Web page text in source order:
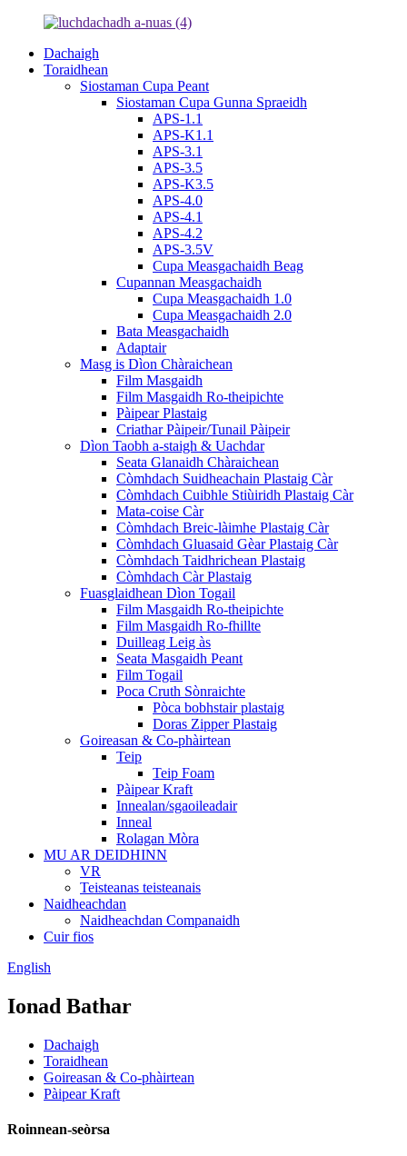
Dachaigh
Toraidhean
Siostaman Cupa Peant
Siostaman Cupa Gunna Spraeidh
APS-1.1
APS-K1.1
APS-3.1
APS-3.5
APS-K3.5
APS-4.0
APS-4.1
APS-4.2
APS-3.5V
Cupa Measgachaidh Beag
Cupannan Measgachaidh
Cupa Measgachaidh 1.0
Cupa Measgachaidh 2.0
Bata Measgachaidh
Adaptair
Masg is Dìon Chàraichean
Film Masgaidh
Film Masgaidh Ro-theipichte
Pàipear Plastaig
Criathar Pàipeir/Tunail Pàipeir
Dìon Taobh a-staigh & Uachdar
Seata Glanaidh Chàraichean
Còmhdach Suidheachain Plastaig Càr
Còmhdach Cuibhle Stiùiridh Plastaig Càr
Mata-coise Càr
Còmhdach Breic-làimhe Plastaig Càr
Còmhdach Gluasaid Gèar Plastaig Càr
Còmhdach Taidhrichean Plastaig
Còmhdach Càr Plastaig
Fuasglaidhean Dìon Togail
Film Masgaidh Ro-theipichte
Film Masgaidh Ro-fhillte
Duilleag Leig às
Seata Masgaidh Peant
Film Togail
Poca Cruth Sònraichte
Pòca bobhstair plastaig
Doras Zipper Plastaig
Goireasan & Co-phàirtean
Teip
Teip Foam
Pàipear Kraft
Innealan/sgaoileadair
Inneal
Rolagan Mòra
MU AR DEIDHINN
VR
Teisteanas teisteanais
Naidheachdan
Naidheachdan Companaidh
Cuir fios
English
Ionad Bathar
Dachaigh
Toraidhean
Goireasan & Co-phàirtean
Pàipear Kraft
Roinnean-seòrsa